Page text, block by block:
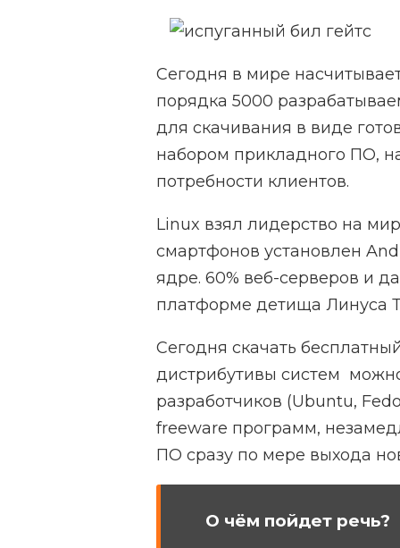
Сегодня в мире
порядка 5000
для скачивания в виде
набором прикладного ПО,
потребности клиентов.
Linux взял лидерство на
смартфонов установлен
ядре. 60% веб-серверов и
платформе детища Линуса
Сегодня скачать
дистрибутивы систем
разработчиков (Ubuntu,
freeware программ,
ПО сразу по мере выхода
О чём пойдет речь?